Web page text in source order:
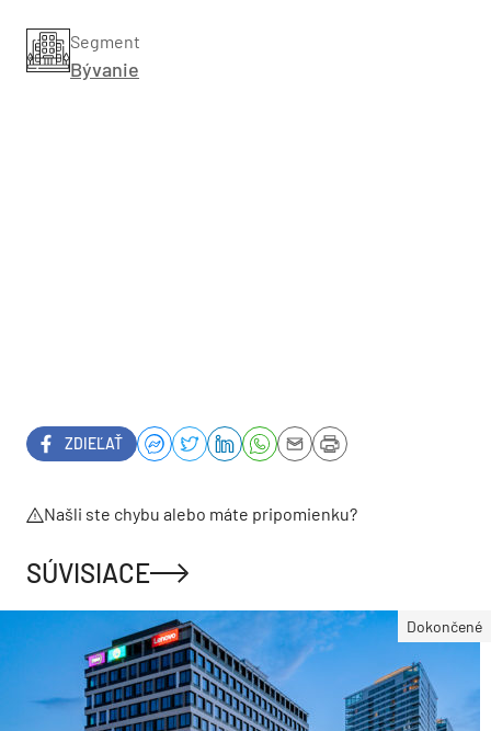
Segment
Bývanie
ZDIEĽAŤ
Našli ste chybu alebo máte pripomienku?
SÚVISIACE
Dokončené